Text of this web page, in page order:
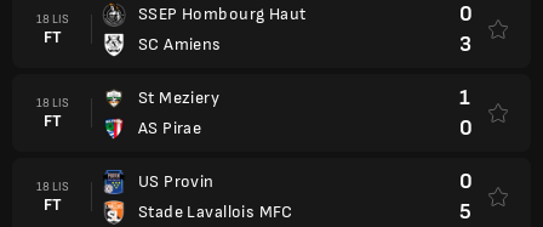
18 LIS
FT
SSEP Hombourg Haut
SC Amiens
0
3
18 LIS
FT
St Meziery
AS Pirae
1
0
18 LIS
FT
US Provin
Stade Lavallois MFC
0
5